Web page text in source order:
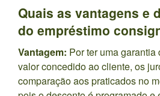
Quais as vantagens e
do empréstimo
Vantagem: Por ter uma
valor concedido ao cliente, os
comparação aos praticados no